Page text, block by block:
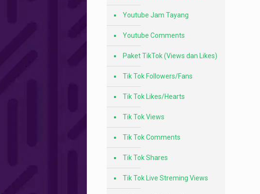
Youtube Jam Tayang
Youtube Comments
Paket TikTok (Views dan Likes)
Tik Tok Followers/Fans
Tik Tok Likes/Hearts
Tik Tok Views
Tik Tok Comments
Tik Tok Shares
Tik Tok Live Streming Views